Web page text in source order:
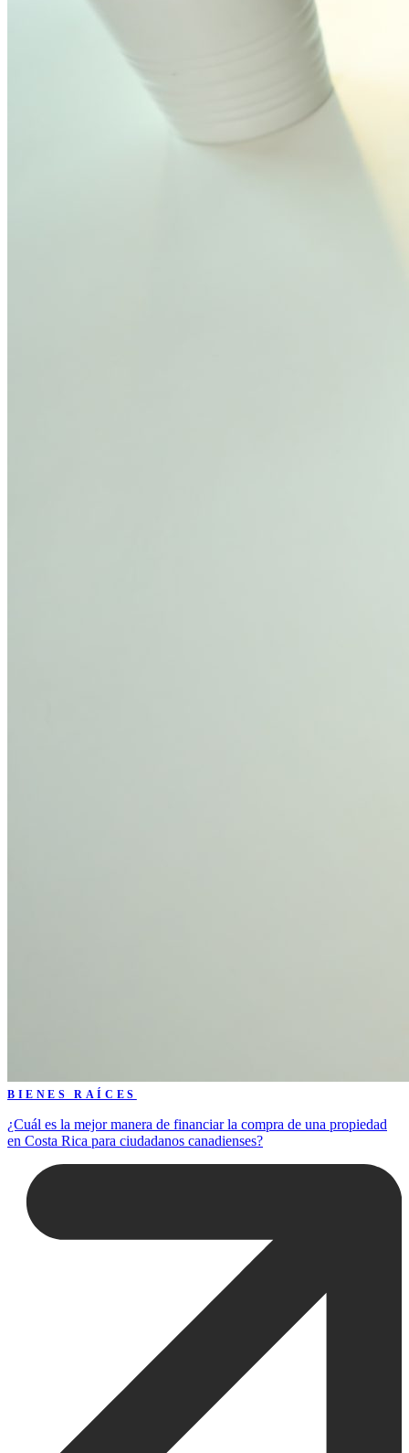
BIENES RAÍCES
¿Cuál es la mejor manera de financiar la compra de una propiedad
en Costa Rica para ciudadanos canadienses?